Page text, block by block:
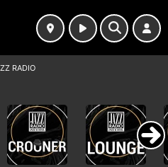
RADIO